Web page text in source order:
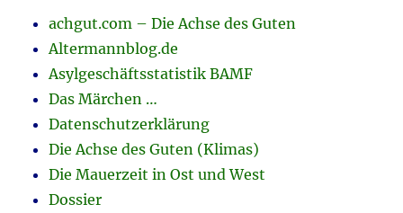
achgut.com – Die Achse des Guten
Altermannblog.de
Asylgeschäftsstatistik BAMF
Das Märchen …
Datenschutzerklärung
Die Achse des Guten (Klimas)
Die Mauerzeit in Ost und West
Dossier